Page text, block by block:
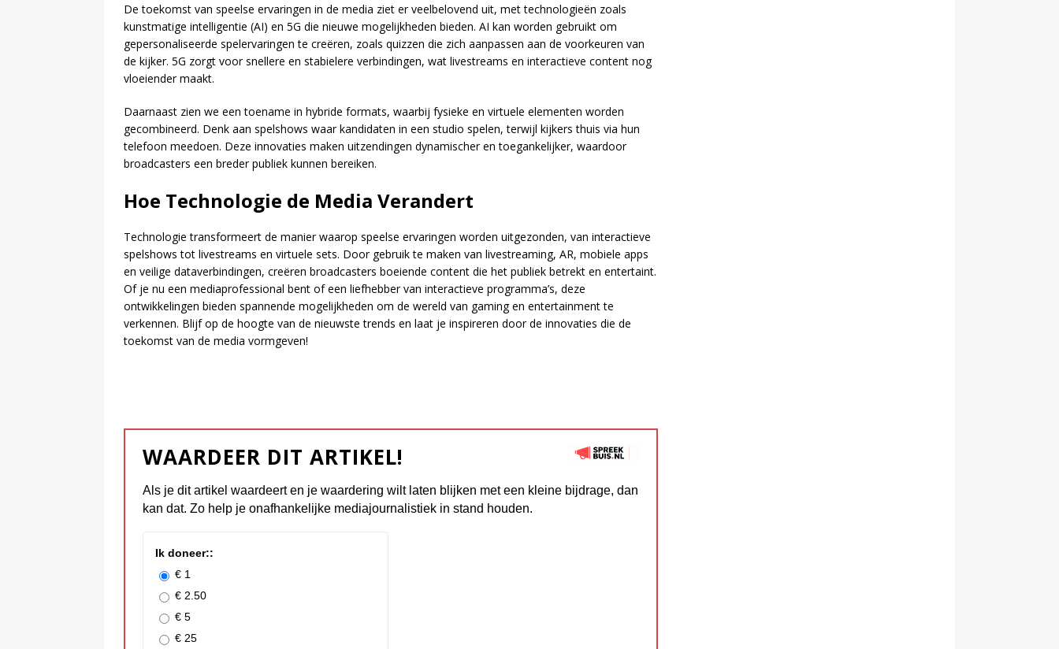
De toekomst van speelse ervaringen in de media ziet er veelbelovend uit, met technologieën zoals
kunstmatige intelligentie (AI) en 5G die nieuwe mogelijkheden bieden. AI kan worden gebruikt om
gepersonaliseerde spelervaringen te creëren, zoals quizzen die zich aanpassen aan de voorkeuren van
de kijker. 5G zorgt voor snellere en stabielere verbindingen, wat livestreams en interactieve content nog
vloeiender maakt.
Daarnaast zien we een toename in hybride formats, waarbij fysieke en virtuele elementen worden
gecombineerd. Denk aan spelshows waar kandidaten in een studio spelen, terwijl kijkers thuis via hun
telefoon meedoen. Deze innovaties maken uitzendingen dynamischer en toegankelijker, waardoor
broadcasters een breder publiek kunnen bereiken.
Hoe Technologie de Media Verandert
Technologie transformeert de manier waarop speelse ervaringen worden uitgezonden, van interactieve
spelshows tot livestreams en virtuele sets. Door gebruik te maken van livestreaming, AR, mobiele apps
en veilige dataverbindingen, creëren broadcasters boeiende content die het publiek betrekt en entertaint.
Of je nu een mediaprofessional bent of een liefhebber van interactieve programma’s, deze
ontwikkelingen bieden spannende mogelijkheden om de wereld van gaming en entertainment te
verkennen. Blijf op de hoogte van de nieuwste trends en laat je inspireren door de innovaties die de
toekomst van de media vormgeven!
WAARDEER DIT ARTIKEL!
Als je dit artikel waardeert en je waardering wilt laten blijken met een kleine bijdrage, dan
kan dat. Zo help je onafhankelijke mediajournalistiek in stand houden.
Ik doneer::
€ 1
€ 2.50
€ 5
€ 25